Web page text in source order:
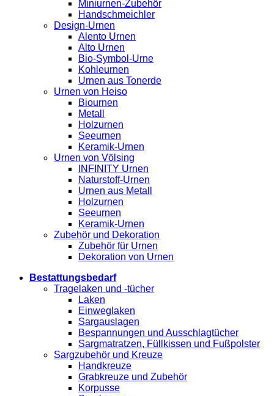
Miniurnen-Zubehör
Handschmeichler
Design-Urnen
Alento Urnen
Alto Urnen
Bio-Symbol-Urne
Kohleurnen
Urnen aus Tonerde
Urnen von Heiso
Biournen
Metall
Holzurnen
Seeurnen
Keramik-Urnen
Urnen von Völsing
INFINITY Urnen
Naturstoff-Urnen
Urnen aus Metall
Holzurnen
Seeurnen
Keramik-Urnen
Zubehör und Dekoration
Zubehör für Urnen
Dekoration von Urnen
Bestattungsbedarf
Tragelaken und -tücher
Laken
Einweglaken
Sargauslagen
Bespannungen und Ausschlagtücher
Sargmatratzen, Füllkissen und Fußpolster
Sargzubehör und Kreuze
Handkreuze
Grabkreuze und Zubehör
Korpusse